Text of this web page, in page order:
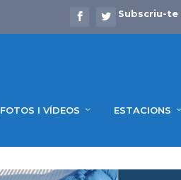
Subscriu-
FOTOS I VÍDEOS ESTACIONS